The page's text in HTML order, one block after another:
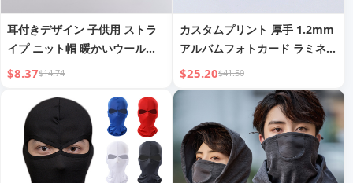
耳付きデザイン 子供用 ストラ
イプ ニット帽 暖かいウール帽
男の子と女の子 プラスベルベッ
ークルヤーン INS
$8.37$14.74
カスタムプリント 厚手 1.2mm
アルバムフォトカード ラミネー
ト加工 防水 カスタム画像 DIY
クリエイティブ 丸角 両面 LOM
$25.20$41.50